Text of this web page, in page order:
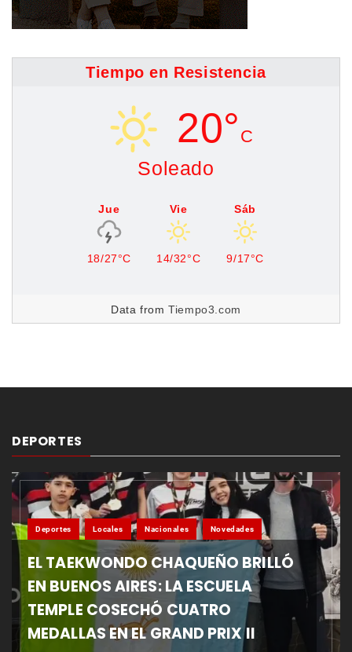
Tiempo en Resistencia
20° C
Soleado
Jue
18/27°C
Vie
14/32°C
Sáb
9/17°C
Data fromTiempo3.com
DEPORTES
Deportes Locales Nacionales Novedades
EL TAEKWONDO CHAQUEÑO BRILLÓ
EN BUENOS AIRES: LA ESCUELA
TEMPLE COSECHÓ CUATRO
MEDALLAS EN EL GRAND PRIX II